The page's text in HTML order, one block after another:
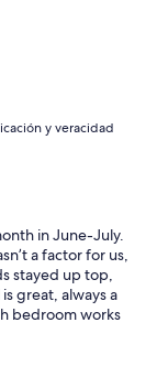
y veracidad
in June-July.
a factor for us,
stayed up top,
great, always a
bedroom works
this location
sleep on
We like